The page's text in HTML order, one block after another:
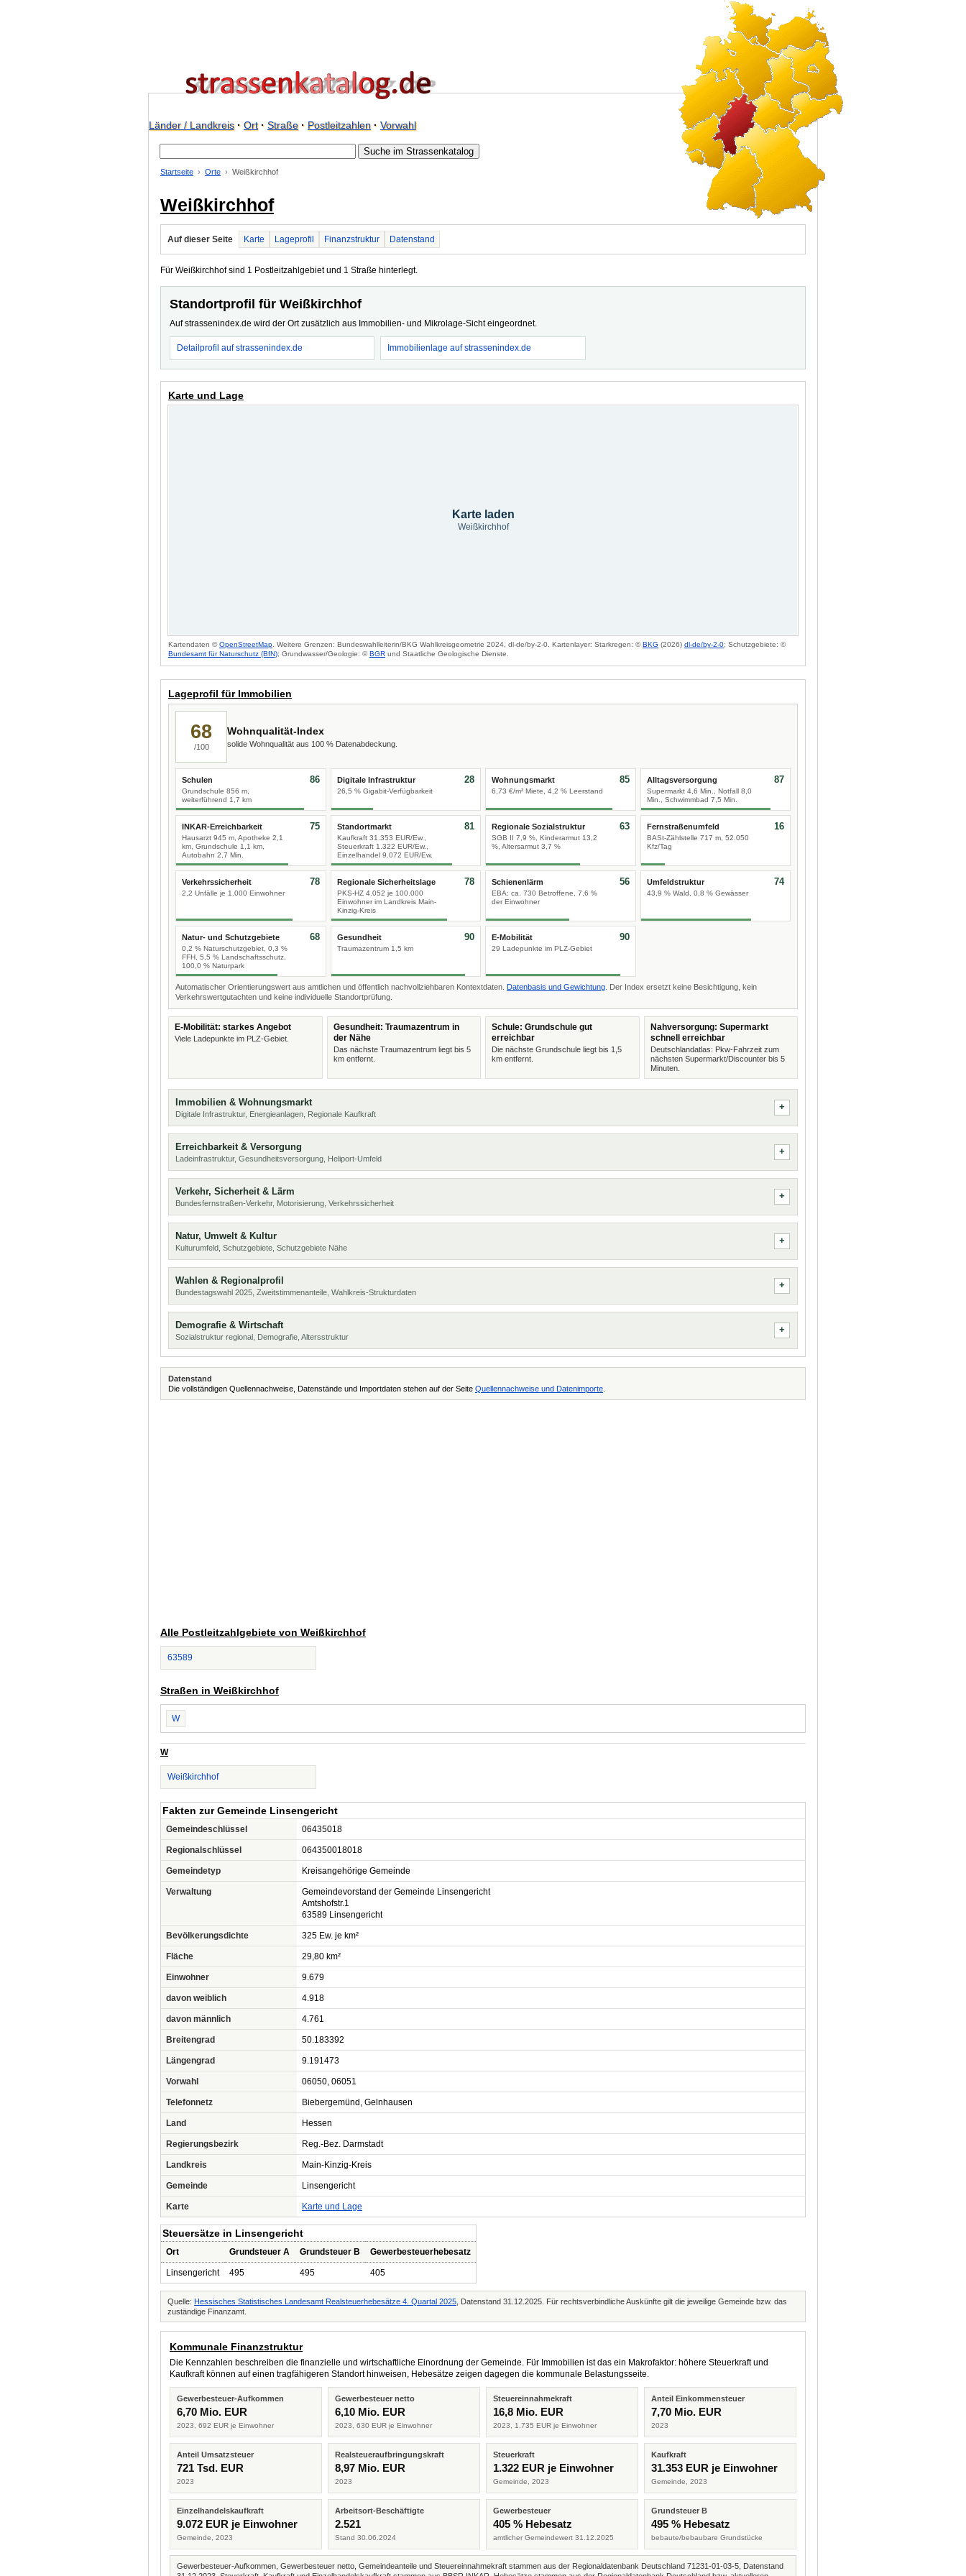
Länder / Landkreis· Ort· Straße· Postleitzahlen· Vorwahl
Startseite Orte Weißkirchhof
Weißkirchhof
Auf dieser Seite Karte Lageprofil Finanzstruktur Datenstand
Für Weißkirchhof sind 1 Postleitzahlgebiet und 1 Straße hinterlegt.
Standortprofil für Weißkirchhof
Auf strassenindex.de wird der Ort zusätzlich aus Immobilien- und Mikrolage-Sicht eingeordnet.
Detailprofil auf strassenindex.de Immobilienlage auf strassenindex.de
Karte und Lage
Karte laden
Weißkirchhof
Kartendaten ©OpenStreetMap . Weitere Grenzen: Bundeswahlleiterin/BKG Wahlkreisgeometrie 2024, dl-de/by-2-0. Kartenlayer: Starkregen: ©BKG (2026) dl-de/by-2-0; Schutzgebiete: ©
Bundesamt für Naturschutz (BfN); Grundwasser/Geologie: ©BGR und Staatliche Geologische Dienste.
Lageprofil für Immobilien
68
/100
Wohnqualität-Index
solide Wohnqualität aus 100 % Datenabdeckung.
Schulen
Grundschule 856 m,
weiterführend 1,7 km
86 Digitale Infrastruktur
26,5 % Gigabit-Verfügbarkeit
28 Wohnungsmarkt
6,73 €/m² Miete, 4,2 % Leerstand
85 Alltagsversorgung
Supermarkt 4,6 Min., Notfall 8,0
Min., Schwimmbad 7,5 Min.
87
INKAR-Erreichbarkeit
Hausarzt 945 m, Apotheke 2,1
km, Grundschule 1,1 km,
Autobahn 2,7 Min.
75 Standortmarkt
Kaufkraft 31.353 EUR/Ew.,
Steuerkraft 1.322 EUR/Ew.,
Einzelhandel 9.072 EUR/Ew.
81 Regionale Sozialstruktur
SGB II 7,9 %, Kinderarmut 13,2
%, Altersarmut 3,7 %
63 Fernstraßenumfeld
BASt-Zählstelle 717 m, 52.050
Kfz/Tag
16
Verkehrssicherheit
2,2 Unfälle je 1.000 Einwohner
78 Regionale Sicherheitslage
PKS-HZ 4.052 je 100.000
Einwohner im Landkreis Main-
Kinzig-Kreis
78 Schienenlärm
EBA: ca. 730 Betroffene, 7,6 %
der Einwohner
56 Umfeldstruktur
43,9 % Wald, 0,8 % Gewässer
74
Natur- und Schutzgebiete
0,2 % Naturschutzgebiet, 0,3 %
FFH, 5,5 % Landschaftsschutz,
100,0 % Naturpark
68 Gesundheit
Traumazentrum 1,5 km
90 E-Mobilität
29 Ladepunkte im PLZ-Gebiet
90
Automatischer Orientierungswert aus amtlichen und öffentlich nachvollziehbaren Kontextdaten. Datenbasis und Gewichtung . Der Index ersetzt keine Besichtigung, kein
Verkehrswertgutachten und keine individuelle Standortprüfung.
E-Mobilität: starkes Angebot
Viele Ladepunkte im PLZ-Gebiet.
Gesundheit: Traumazentrum in
der Nähe
Das nächste Traumazentrum liegt bis 5
km entfernt.
Schule: Grundschule gut
erreichbar
Die nächste Grundschule liegt bis 1,5
km entfernt.
Nahversorgung: Supermarkt
schnell erreichbar
Deutschlandatlas: Pkw-Fahrzeit zum
nächsten Supermarkt/Discounter bis 5
Minuten.
Immobilien & Wohnungsmarkt
Digitale Infrastruktur, Energieanlagen, Regionale Kaufkraft
Erreichbarkeit & Versorgung
Ladeinfrastruktur, Gesundheitsversorgung, Heliport-Umfeld
Verkehr, Sicherheit & Lärm
Bundesfernstraßen-Verkehr, Motorisierung, Verkehrssicherheit
Natur, Umwelt & Kultur
Kulturumfeld, Schutzgebiete, Schutzgebiete Nähe
Wahlen & Regionalprofil
Bundestagswahl 2025, Zweitstimmenanteile, Wahlkreis-Strukturdaten
Demografie & Wirtschaft
Sozialstruktur regional, Demografie, Altersstruktur
Datenstand
Die vollständigen Quellennachweise, Datenstände und Importdaten stehen auf der Seite Quellennachweise und Datenimporte
Alle Postleitzahlgebiete von Weißkirchhof
63589
Straßen in Weißkirchhof
W
W
Weißkirchhof
Fakten zur Gemeinde Linsengericht
Gemeindeschlüssel 06435018
Regionalschlüssel 064350018018
Gemeindetyp Kreisangehörige Gemeinde
Verwaltung
Gemeindevorstand der Gemeinde Linsengericht
Amtshofstr.1
63589 Linsengericht
Bevölkerungsdichte 325 Ew. je km²
Fläche 29,80 km²
Einwohner 9.679
davon weiblich 4.918
davon männlich 4.761
Breitengrad 50.183392
Längengrad 9.191473
Vorwahl 06050, 06051
Telefonnetz Biebergemünd, Gelnhausen
Land Hessen
Regierungsbezirk Reg.-Bez. Darmstadt
Landkreis Main-Kinzig-Kreis
Gemeinde Linsengericht
Karte Karte und Lage
Steuersätze in Linsengericht
Ort Grundsteuer A Grundsteuer B Gewerbesteuerhebesatz
Linsengericht 495 495 405
Quelle: Hessisches Statistisches Landesamt Realsteuerhebesätze 4. Quartal 2025 , Datenstand 31.12.2025. Für rechtsverbindliche Auskünfte gilt die jeweilige Gemeinde bzw. das
zuständige Finanzamt.
Kommunale Finanzstruktur
Die Kennzahlen beschreiben die finanzielle und wirtschaftliche Einordnung der Gemeinde. Für Immobilien ist das ein Makrofaktor: höhere Steuerkraft und
Kaufkraft können auf einen tragfähigeren Standort hinweisen, Hebesätze zeigen dagegen die kommunale Belastungsseite.
Gewerbesteuer-Aufkommen
6,70 Mio. EUR
2023, 692 EUR je Einwohner
Gewerbesteuer netto
6,10 Mio. EUR
2023, 630 EUR je Einwohner
Steuereinnahmekraft
16,8 Mio. EUR
2023, 1.735 EUR je Einwohner
Anteil Einkommensteuer
7,70 Mio. EUR
2023
Anteil Umsatzsteuer
721 Tsd. EUR
2023
Realsteueraufbringungskraft
8,97 Mio. EUR
2023
Steuerkraft
1.322 EUR je Einwohner
Gemeinde, 2023
Kaufkraft
31.353 EUR je Einwohner
Gemeinde, 2023
Einzelhandelskaufkraft
9.072 EUR je Einwohner
Gemeinde, 2023
Arbeitsort-Beschäftigte
2.521
Stand 30.06.2024
Gewerbesteuer
405 % Hebesatz
amtlicher Gemeindewert 31.12.2025
Grundsteuer B
495 % Hebesatz
bebaute/bebaubare Grundstücke
Gewerbesteuer-Aufkommen, Gewerbesteuer netto, Gemeindeanteile und Steuereinnahmekraft stammen aus der Regionaldatenbank Deutschland 71231-01-03-5, Datenstand